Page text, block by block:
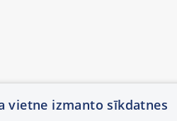
vietne izmanto sīkdatnes